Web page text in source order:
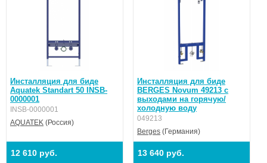
Инсталляция для биде
Aquatek Standart 50 INSB-
0000001
INSB-0000001
AQUATEK (Россия)
12 610 руб.
Инсталляция для биде
BERGES Novum 49213 с
выходами на горячую/
холодную воду
049213
Berges (Германия)
13 640 руб.